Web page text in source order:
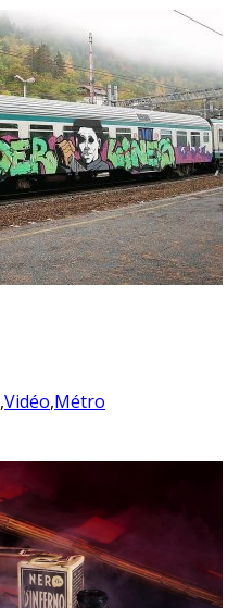
,Vidéo,Métro